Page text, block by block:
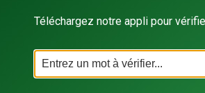
Téléchargez notre appli pour